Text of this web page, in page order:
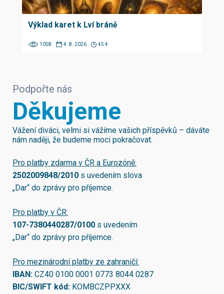
Výklad karet k Lví bráně
1058 4. 8. 2026 45:4
Podpořte nás
Děkujeme
Vážení diváci, velmi si vážíme vašich příspěvků – dáváte
nám naději, že budeme moci pokračovat.
Pro platby zdarma v ČR a Eurozóně:
2502009848/2010 s uvedením slova
„Dar“ do zprávy pro příjemce.
Pro platby v ČR:
107-7380440287/0100 s uvedením
„Dar“ do zprávy pro příjemce.
Pro mezinárodní platby ze zahraničí:
IBAN: CZ40 0100 0001 0773 8044 0287
BIC/SWIFT kód: KOMBCZPPXXX